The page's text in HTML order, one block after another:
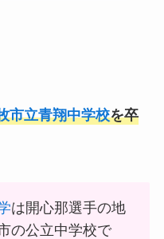
市立青翔中学校を卒
は開心那選手の地
の公立中学校で